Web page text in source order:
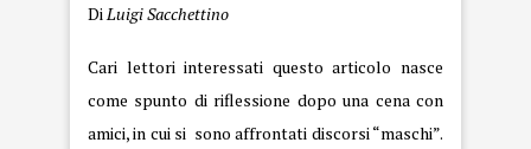
Di Luigi Sacchettino
Cari lettori interessati questo articolo nasce
come spunto di riflessione dopo una cena con
amici, in cui si sono affrontati discorsi “maschi”.